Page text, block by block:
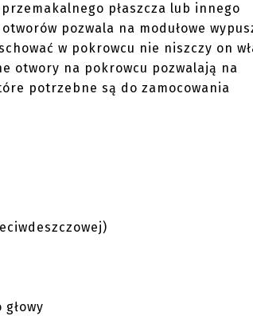
płaszcza lub innego
pozwala na modułowe
w pokrowcu nie niszczy on
otwory na pokrowcu pozwalają na
potrzebne są do zamocowania